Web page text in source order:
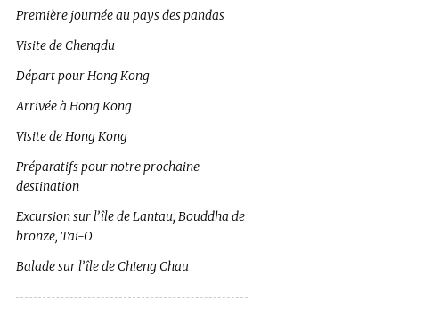
Première journée au pays des pandas
Visite de Chengdu
Départ pour Hong Kong
Arrivée à Hong Kong
Visite de Hong Kong
Préparatifs pour notre prochaine
destination
Excursion sur l’île de Lantau, Bouddha de
bronze, Tai-O
Balade sur l’île de Chieng Chau